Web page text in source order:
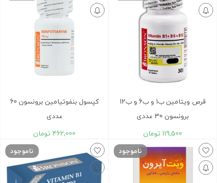
قرص ویتامین ب1 و ب6 و ب12
برونسون 30 عددی
119,500 تومان
کپسول بنفوتیامین برونسون 60
عددی
462,000 تومان
ناموجود ناموجود